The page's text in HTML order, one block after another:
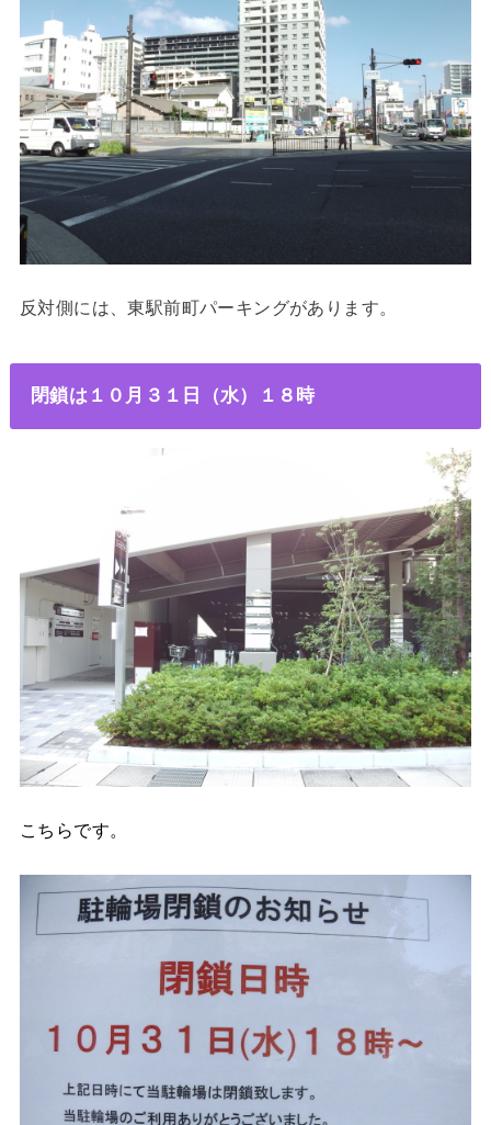
反対側には、東駅前町パーキングがあります。
閉鎖は１０月３１日（水）１８時
こちらです。